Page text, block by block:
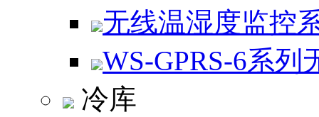
无线温湿度监控
WS-GPRS-6系
冷库